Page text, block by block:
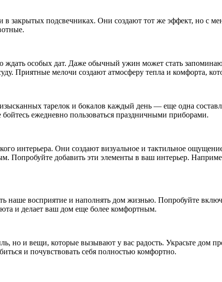
в закрытых подсвечниках. Они создают тот же эффект, но с
особых дат. Даже обычный ужин может стать
Приятные мелочи создают атмосферу тепла и комфорта,
тарелок и бокалов каждый день — еще одна
ежедневно пользоваться праздничными приборами.
интерьера. Они создают визуальное и тактильное
Попробуйте добавить эти элементы в ваш интерьер.
восприятие и наполнять дом жизнью. Попробуйте
и делает ваш дом еще более комфортным.
но и вещи, которые вызывают у вас радость. Украсьте дом
и почувствовать себя полностью комфортно.